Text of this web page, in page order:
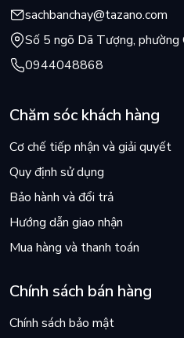
sachbanchay@tazano.com
Số 5 ngõ Dã Tượng, phường
0944048868
Chăm sóc khách hàng
Cơ chế tiếp nhận và giải quyết
Quy định sử dụng
Bảo hành và đổi trả
Hướng dẫn giao nhận
Mua hàng và thanh toán
Chính sách bán hàng
Chính sách bảo mật